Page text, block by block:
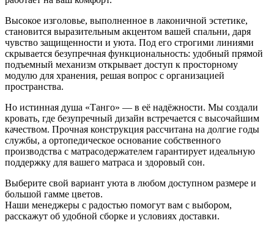
Высокое изголовье, выполненное в лаконичной эстетике,
становится выразительным акцентом вашей спальни, даря
чувство защищенности и уюта. Под его строгими линиями
скрывается безупречная функциональность: удобный прямой
подъемный механизм открывает доступ к просторному
модулю для хранения, решая вопрос с организацией
пространства.
Но истинная душа «Танго» — в её надёжности. Мы создали
кровать, где безупречный дизайн встречается с высочайшим
качеством. Прочная конструкция рассчитана на долгие годы
службы, а ортопедическое основание собственного
производства с матрасодержателем гарантирует идеальную
поддержку для вашего матраса и здоровый сон.
Выберите свой вариант уюта в любом доступном размере и
большой гамме цветов.
Наши менеджеры с радостью помогут вам с выбором,
расскажут об удобной сборке и условиях доставки.